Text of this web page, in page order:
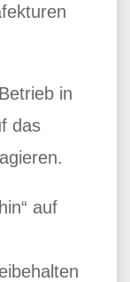
in
das
auf